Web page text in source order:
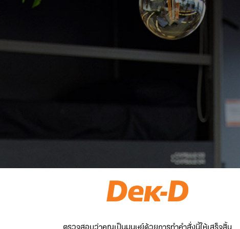
ตรวจสอบว่าคุณเป็นมนุษย์ด้วยการทำคำสั่งนี้ให้เสร็จสิ้น